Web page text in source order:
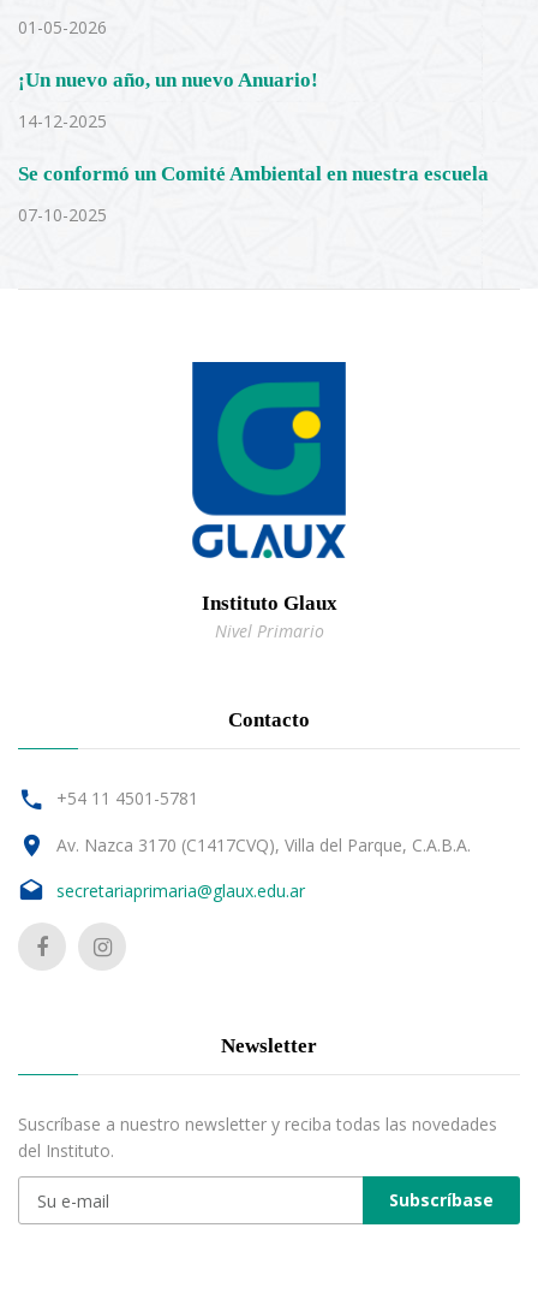
01-05-2026
¡Un nuevo año, un nuevo Anuario!
14-12-2025
Se conformó un Comité Ambiental en nuestra escuela
07-10-2025
Instituto Glaux
Nivel Primario
Contacto
+54 11 4501-5781
Av. Nazca 3170 (C1417CVQ), Villa del Parque, C.A.B.A.
secretariaprimaria@glaux.edu.ar
Newsletter
Suscríbase a nuestro newsletter y reciba todas las novedades
del Instituto.
Subscríbase